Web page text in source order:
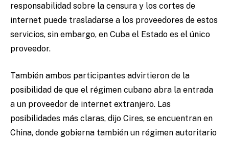
responsabilidad sobre la censura y los cortes de
internet puede trasladarse a los proveedores de estos
servicios, sin embargo, en Cuba el Estado es el único
proveedor.
También ambos participantes advirtieron de la
posibilidad de que el régimen cubano abra la entrada
a un proveedor de internet extranjero. Las
posibilidades más claras, dijo Cires, se encuentran en
China, donde gobierna también un régimen autoritario